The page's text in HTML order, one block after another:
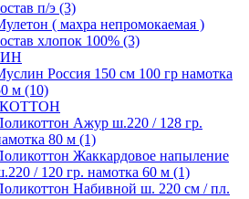
п/э (3)
( махра непромокаемая )
хлопок 100% (3)
Россия 150 см 100 гр намотка
м (10)
Ажур ш.220 / 128 гр.
80 м (1)
Жаккардовое напыление
/ 120 гр. намотка 60 м (1)
Набивной ш. 220 см / пл.